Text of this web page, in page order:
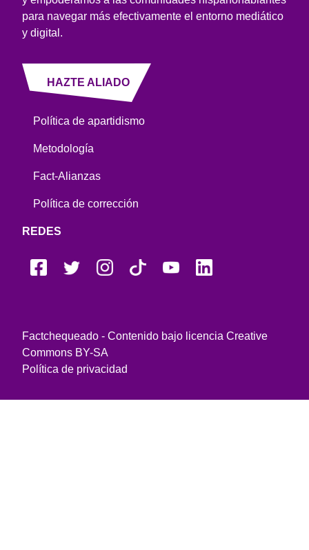
para navegar más efectivamente el entorno mediático
y digital.
HAZTE ALIADO
Política de apartidismo
Metodología
Fact-Alianzas
Política de corrección
REDES
Factchequeado - Contenido bajo licencia Creative
Commons BY-SA
Política de privacidad